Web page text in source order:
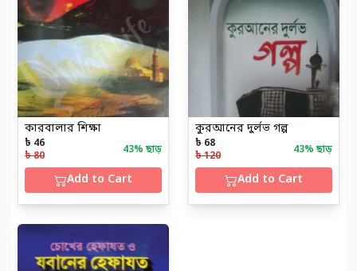
কারবালার শিক্ষা
৳ 46
৳ 80
43% ছাড়
Add to Cart
কুরআনের দুর্লভ গল্প
৳ 68
৳ 120
43% ছাড়
Add to Cart